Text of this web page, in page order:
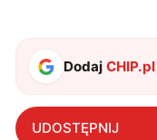
DodajCHIP.pl
UDOSTĘPNIJ